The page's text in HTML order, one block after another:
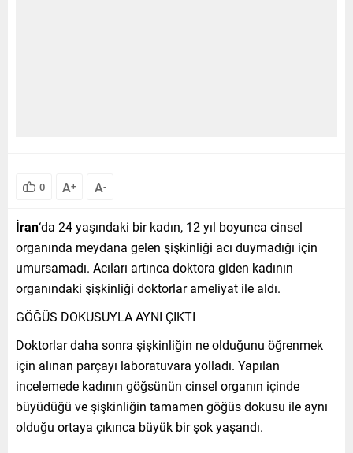
0 A+ A-
İran‘da 24 yaşındaki bir kadın, 12 yıl boyunca cinsel
organında meydana gelen şişkinliği acı duymadığı için
umursamadı. Acıları artınca doktora giden kadının
organındaki şişkinliği doktorlar ameliyat ile aldı.
GÖĞÜS DOKUSUYLA AYNI ÇIKTI
Doktorlar daha sonra şişkinliğin ne olduğunu öğrenmek
için alınan parçayı laboratuvara yolladı. Yapılan
incelemede kadının göğsünün cinsel organın içinde
büyüdüğü ve şişkinliğin tamamen göğüs dokusu ile aynı
olduğu ortaya çıkınca büyük bir şok yaşandı.